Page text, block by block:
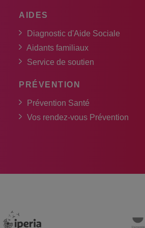
AIDES
Diagnostic d'Aide Sociale
Aidants familiaux
Service de soutien
PRÉVENTION
Prévention Santé
Vos rendez-vous Prévention